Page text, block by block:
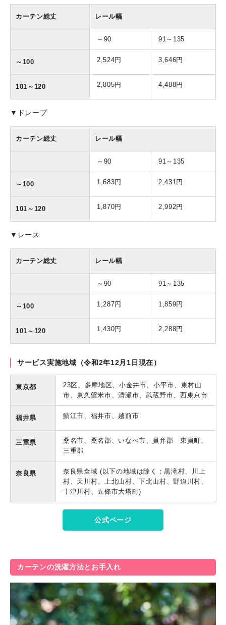
カーテン総丈 レール幅
～90 91～135
～100 2,524円 3,646円
101～120 2,805円 4,488円
▼ドレープ
カーテン総丈 レール幅
～90 91～135
～100 1,683円 2,431円
101～120 1,870円 2,992円
▼レース
カーテン総丈 レール幅
～90 91～135
～100 1,287円 1,859円
101～120 1,430円 2,288円
サービス実施地域（令和2年12月1日現在）
東京都
23区、多摩地区、小金井市、小平市、東村山
市、東久留米市、清瀬市、武蔵野市、西東京市
福井県 鯖江市、福井市、越前市
三重県
桑名市、桑名郡、いなべ市、員弁郡 東員町、
三重郡
奈良県
奈良県全域 (以下の地域は除く：黒滝村、川上
村、天川村、上北山村、下北山村、野迫川村、
十津川村、五條市大塔町)
公式ページ
カーテンの洗濯方法とお手入れ